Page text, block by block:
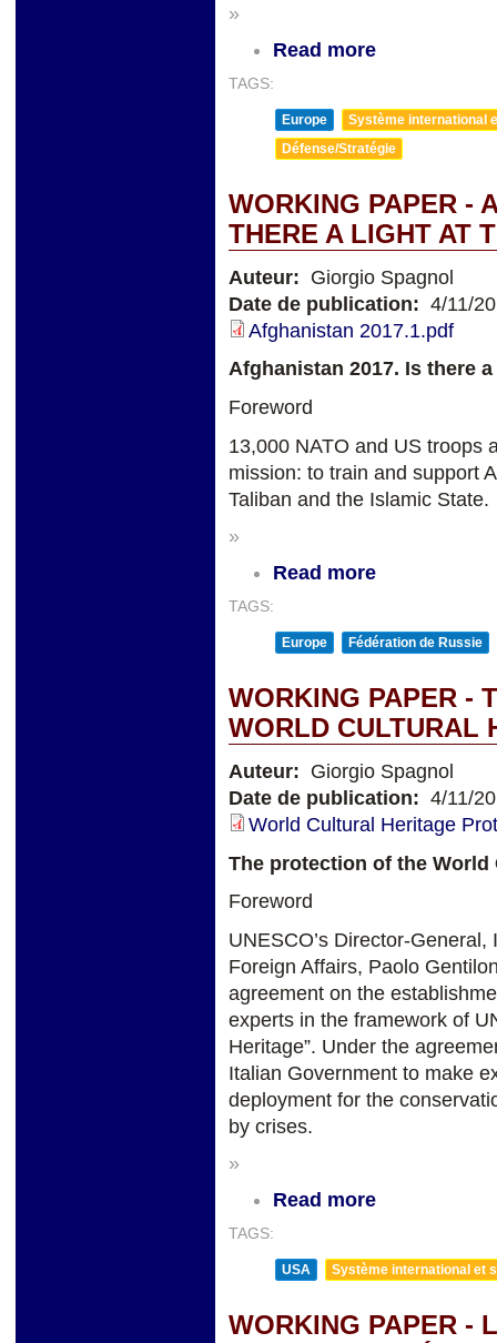
»
Read more
TAGS:
Europe
Système international
Défense/Stratégie
WORKING PAPER -
THERE A LIGHT AT
Auteur: Giorgio Spagnol
Date de publication: 4/11/
Afghanistan 2017.1.pdf
Afghanistan 2017. Is there
Foreword
13,000 NATO and US troops
mission: to train and support
Taliban and the Islamic State.
»
Read more
TAGS:
Europe Fédération de Russie
WORKING PAPER -
WORLD CULTURAL
Auteur: Giorgio Spagnol
Date de publication: 4/11/
World Cultural Heritage
The protection of the World
Foreword
UNESCO’s Director-
Foreign Affairs, Paolo
agreement on the
experts in the framework of
Heritage”. Under the
Italian Government to make
deployment for the
by crises.
»
Read more
TAGS:
USA Système international et
WORKING PAPER -